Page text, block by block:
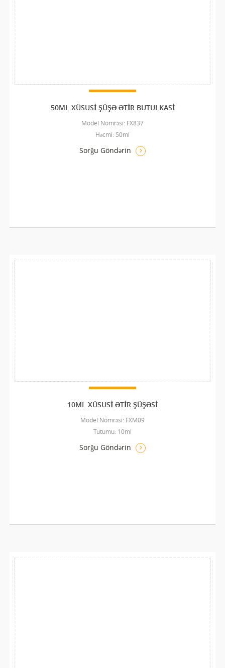
50ML XÜSUSI ŞÜŞƏ ƏTIR BUTULKASI
Model Nömrəsi: FX837
Həcmi: 50ml
Sorğu Göndərin
10ML XÜSUSI ƏTIR ŞÜŞƏSI
Model Nömrəsi: FXM09
Tutumu: 10ml
Sorğu Göndərin